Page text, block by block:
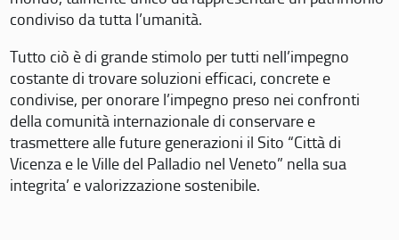
condiviso da tutta l’umanità.
Tutto ciò è di grande stimolo per tutti nell’impegno
costante di trovare soluzioni efficaci, concrete e
condivise, per onorare l’impegno preso nei confronti
della comunità internazionale di conservare e
trasmettere alle future generazioni il Sito “Città di
Vicenza e le Ville del Palladio nel Veneto” nella sua
integrita’ e valorizzazione sostenibile.